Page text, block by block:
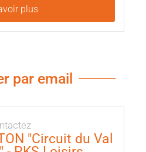
plus
par email
"Circuit du Val